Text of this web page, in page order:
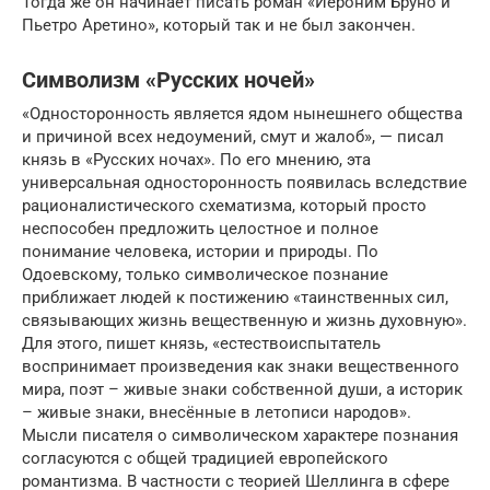
Пьетро Аретино», который так и не был закончен.
Символизм «Русских ночей»
«Односторонность является ядом нынешнего общества
и причиной всех недоумений, смут и жалоб», — писал
князь в «Русских ночах». По его мнению, эта
универсальная односторонность появилась вследствие
рационалистического схематизма, который просто
неспособен предложить целостное и полное
понимание человека, истории и природы. По
Одоевскому, только символическое познание
приближает людей к постижению «таинственных сил,
связывающих жизнь вещественную и жизнь духовную».
Для этого, пишет князь, «естествоиспытатель
воспринимает произведения как знаки вещественного
мира, поэт – живые знаки собственной души, а историк
– живые знаки, внесённые в летописи народов».
Мысли писателя о символическом характере познания
согласуются с общей традицией европейского
романтизма. В частности с теорией Шеллинга в сфере